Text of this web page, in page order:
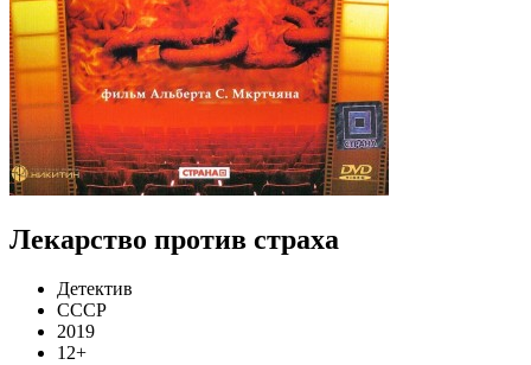
Лекарство против страха
Детектив
СССР
2019
12+